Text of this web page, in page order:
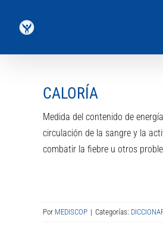
CALORÍA
Medida del contenido de
circulación de la sangre y la
combatir la fiebre u otros
Por MEDISCOP | Categorías: